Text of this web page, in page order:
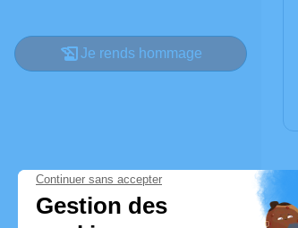
Je rends hommage